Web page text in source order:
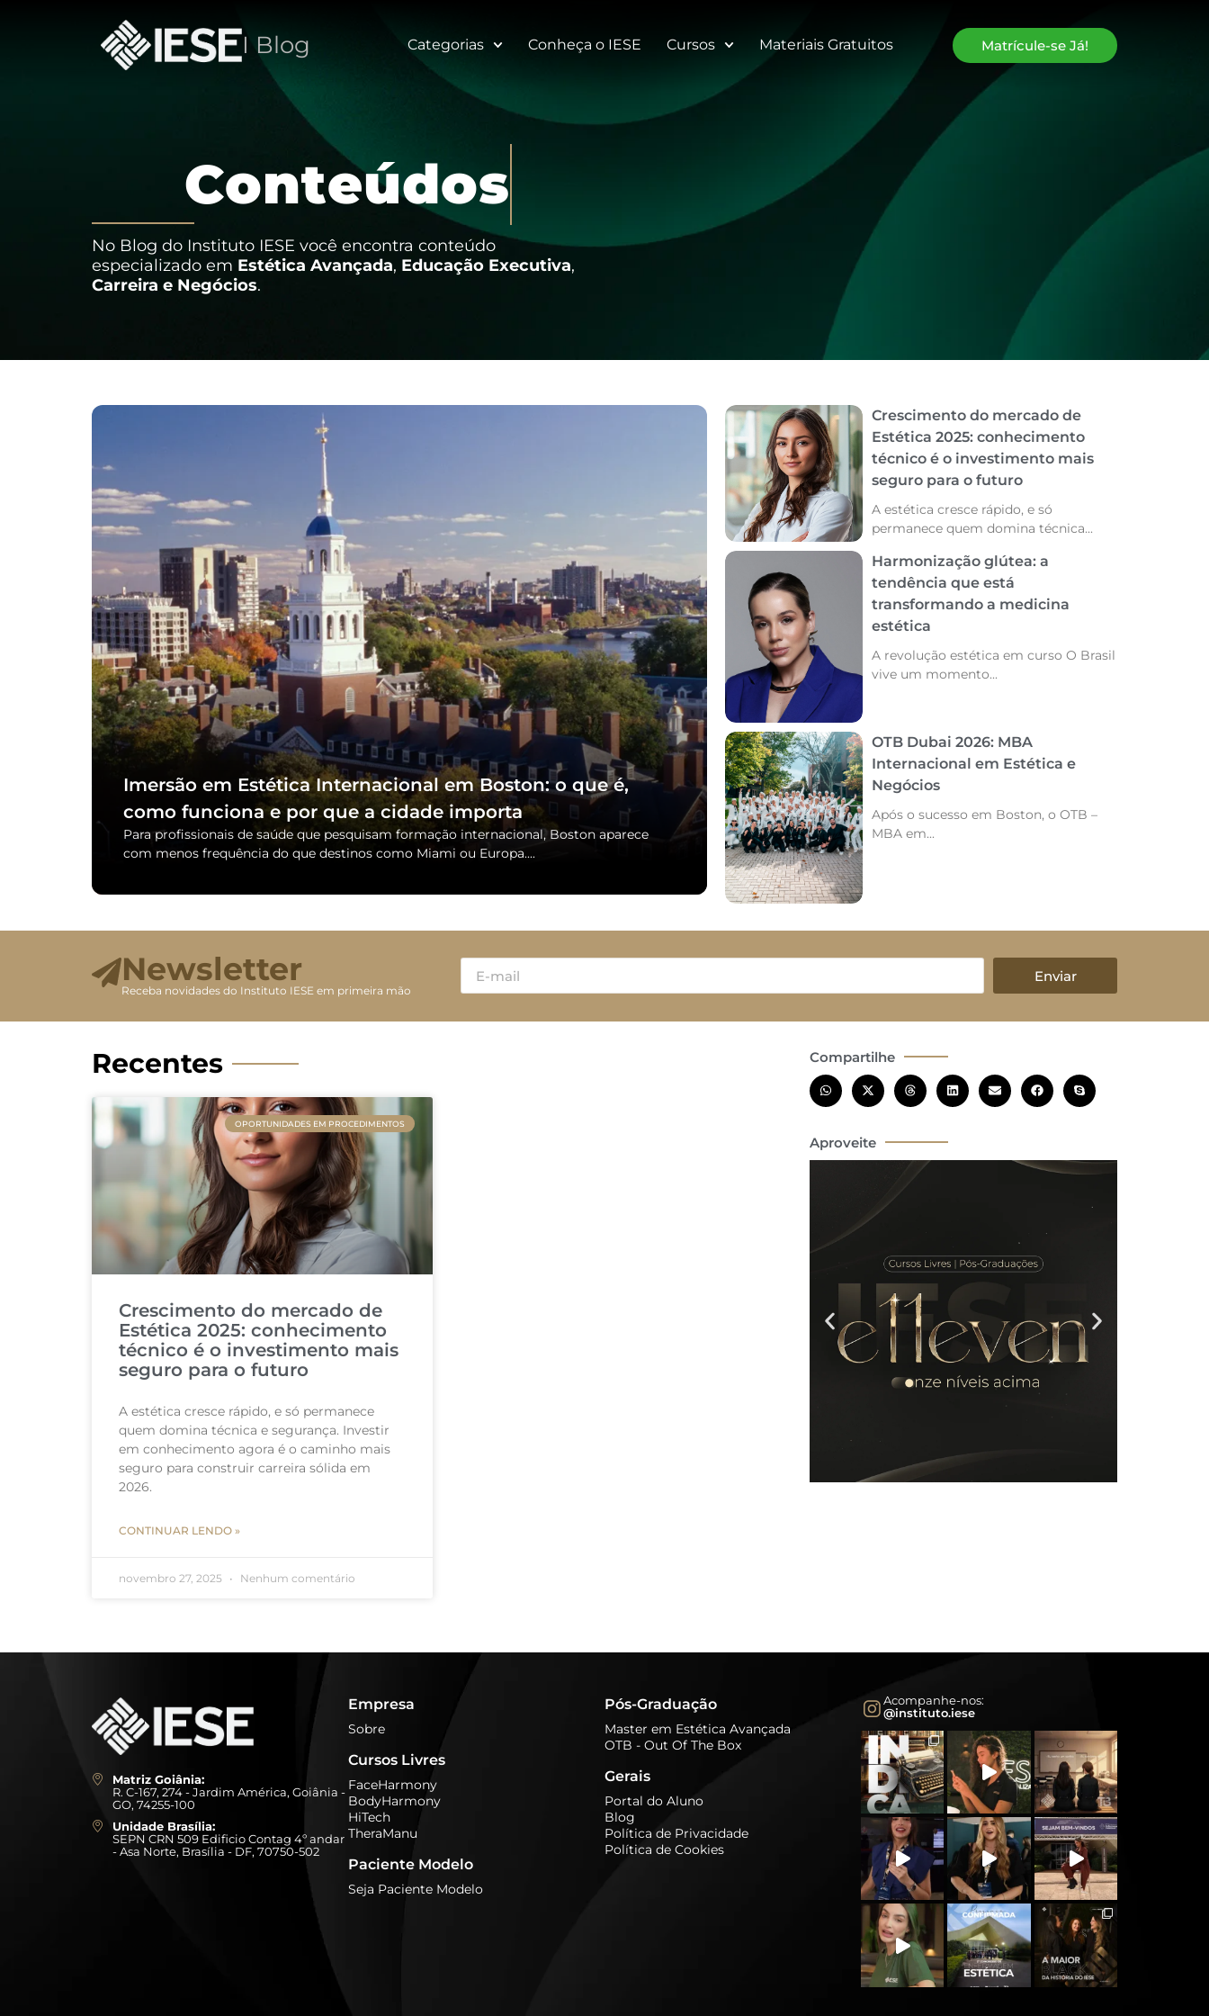
I Blog Categorias Conheça o IESE Cursos Materiais Gratuitos Matrícule-se Já!
Conteúdos
No Blog do Instituto IESE você encontra conteúdo
especializado em Estética Avançada, Educação Executiva,
Carreira e Negócios.
Imersão em Estética Internacional em Boston: o que é,
como funciona e por que a cidade importa
Para profissionais de saúde que pesquisam formação internacional, Boston aparece
com menos frequência do que destinos como Miami ou Europa....
Crescimento do mercado de
Estética 2025: conhecimento
técnico é o investimento mais
seguro para o futuro
A estética cresce rápido, e só
permanece quem domina técnica...
Harmonização glútea: a
tendência que está
transformando a medicina
estética
A revolução estética em curso O Brasil
vive um momento...
OTB Dubai 2026: MBA
Internacional em Estética e
Negócios
Após o sucesso em Boston, o OTB –
MBA em...
Newsletter
Receba novidades do Instituto IESE em primeira mão
Enviar
Recentes
OPORTUNIDADES EM PROCEDIMENTOS
Crescimento do mercado de
Estética 2025: conhecimento
técnico é o investimento mais
seguro para o futuro
A estética cresce rápido, e só permanece
quem domina técnica e segurança. Investir
em conhecimento agora é o caminho mais
seguro para construir carreira sólida em
2026.
CONTINUAR LENDO »
novembro 27, 2025 Nenhum comentário
Compartilhe
Aproveite
Matriz Goiânia:
R. C-167, 274 - Jardim América, Goiânia -
GO, 74255-100
Unidade Brasília:
SEPN CRN 509 Edificio Contag 4º andar
- Asa Norte, Brasília - DF, 70750-502
Empresa
Sobre
Cursos Livres
FaceHarmony
BodyHarmony
HiTech
TheraManu
Paciente Modelo
Seja Paciente Modelo
Pós-Graduação
Master em Estética Avançada
OTB - Out Of The Box
Gerais
Portal do Aluno
Blog
Política de Privacidade
Política de Cookies
Acompanhe-nos:
@instituto.iese